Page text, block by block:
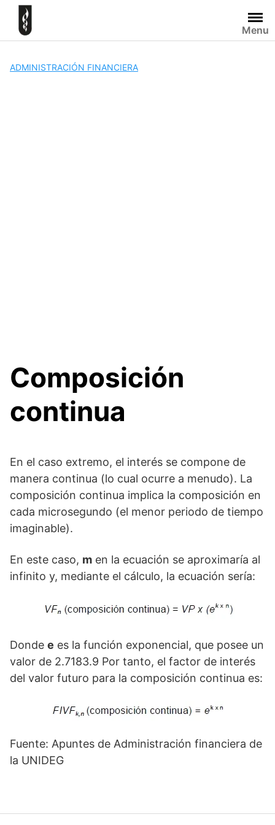
Skip
content
Menu
ADMINISTRACIÓN FINANCIERA
Composición
continua
En el caso extremo, el interés se compone de
manera continua (lo cual ocurre a menudo). La
composición continua implica la composición en
cada microsegundo (el menor periodo de tiempo
imaginable).
En este caso, m en la ecuación se aproximaría al
infinito y, mediante el cálculo, la ecuación sería:
Donde e es la función exponencial, que posee un
valor de 2.7183.9 Por tanto, el factor de interés
del valor futuro para la composición continua es:
Fuente: Apuntes de Administración financiera de
la UNIDEG